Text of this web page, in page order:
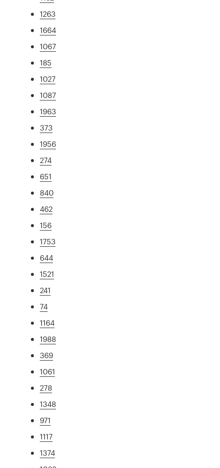
1263
1664
1067
185
1027
1087
1963
373
1956
274
651
840
462
156
1753
644
1521
241
74
1164
1988
369
1061
278
1348
971
1117
1374